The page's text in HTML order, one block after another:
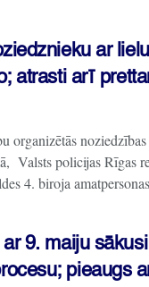
ar
atrasti arī
organizētās noziedzības
Valsts policijas Rīgas
4. biroja
9. maiju sākusi
pieaugs